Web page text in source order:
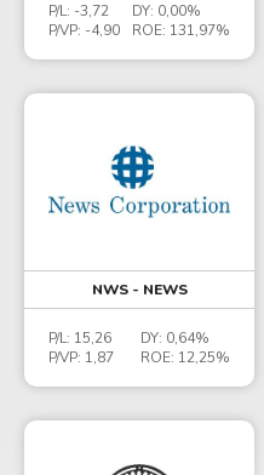
P/L: -3,72
P/VP: -4,90
DY: 0,00%
ROE: 131,97%
NWS - NEWS
P/L: 15,26
P/VP: 1,87
DY: 0,64%
ROE: 12,25%